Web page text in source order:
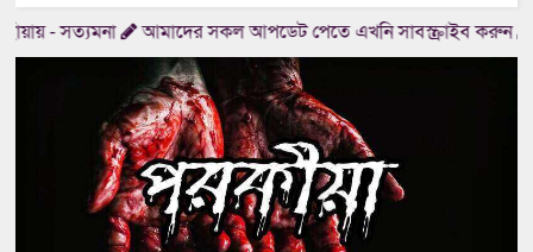
- সত্যমনা আমাদের সকল আপডেট পেতে এখনি সাবস্ক্রাইব করুন